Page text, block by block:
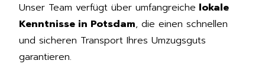
Unser Team verfügt über umfangreiche lokale
Kenntnisse in Potsdam, die einen schnellen
und sicheren Transport Ihres Umzugsguts
garantieren.